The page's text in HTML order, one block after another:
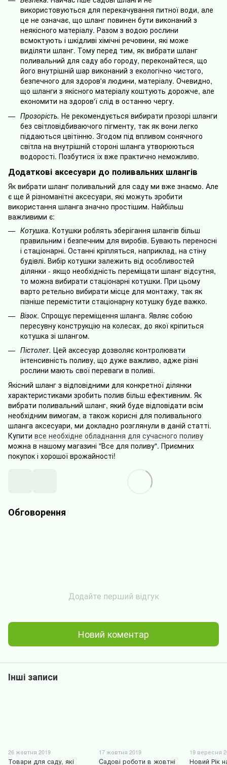
використовуються для перекачування питної води, але
це не означає, що шланг повинен бути виконаний з
неякісного матеріалу. Разом з водою рослини
всмоктують і шкідливі хімічні речовини, які може
виділяти шланг. Тому перед тим, як вибрати шланг
поливальний для саду або городу, переконайтеся, що
його внутрішній шар виконаний з екологічно чистого,
безпечного для здоров'я людини, матеріалу. Очевидно,
що шланги з якісного матеріалу коштують дорожче, але
економити на здоров'ї слід в останню чергу.
Прозорість. Не рекомендується вибирати прозорі шланги
без світловідбиваючого пігменту, так як вони легко
піддаються цвітінню. Згодом під впливом сонячного
світла на внутрішній стороні шланга утворюються
водорості. Позбутися їх вже практично неможливо.
Додаткові аксесуари до поливальних шлангів
Як вибрати шланг поливальний для саду ми вже знаємо. Але
є ще й різноманітні аксесуари, які можуть зробити
використання шланга значно простішим. Найбільш
важливими є:
Котушка. Котушки роблять зберігання шлангів більш
правильним і безпечним для виробів. Бувають переносні
і стаціонарні. Останні кріпляться, наприклад, на стіну
будівлі. Вибір котушки залежить від особливостей
ділянки - якщо необхідність переміщати шланг відсутня,
то можна вибирати стаціонарні котушки. При цьому
варто ретельно вибирати місце для монтажу, так як
пізніше перемістити стаціонарну котушку буде важко.
Візок. Спрощує переміщення шланга. Являє собою
пересувну конструкцію на колесах, до якої кріпиться
котушка зі шлангом.
Пістолет. Цей аксесуар дозволяє контролювати
інтенсивність поливу, що дуже важливо, адже різні
рослини мають свої переваги в поливі.
Якісний шланг з відповідними для конкретної ділянки
характеристиками зробить полив більш ефективним. Як
вибрати поливальний шланг, який буде відповідати всім
необхідним вимогам, а також корисні для поливального
шланга аксесуари, ми докладно розглянули в даній статті.
Купити все необхідне обладнання для сучасного поливу
можна в нашому магазині "Все для поливу". Приємних
покупок і хорошої врожайності!
Обговорення
Додайте перший відгук
Новий коментар
Інші записи
26 жовтня 2019
Товари для саду, які
17 жовтня 2019
Cадові роботи в жовтні
19 вересня
Новий Рік